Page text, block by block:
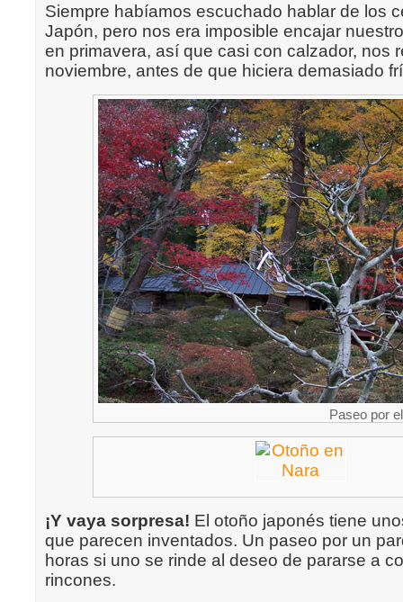
Siempre habíamos escuchado hablar de los
Japón, pero nos era imposible encajar
en primavera, así que casi con calzador, nos
noviembre, antes de que hiciera demasiado
Paseo por
¡Y vaya sorpresa! El otoño japonés tiene
que parecen inventados. Un paseo por un
horas si uno se rinde al deseo de pararse a
rincones.